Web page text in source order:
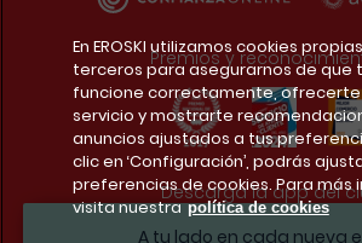
A tu lado en cada nueva
Premios y
Descarga la app del
En EROSKI utilizamos cookies
terceros para asegurarnos de que
funcione correctamente,
servicio y mostrarte
anuncios ajustados a tus
clic en ‘Configuración’, podrás
preferencias de cookies. Para más
visita nuestra política de cookies